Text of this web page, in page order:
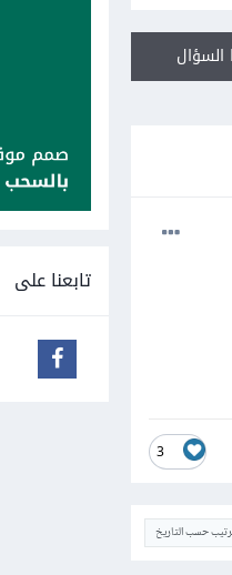
3
حسب التاريخ
تابعنا على